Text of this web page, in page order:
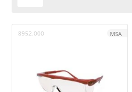
8952.000 MSA